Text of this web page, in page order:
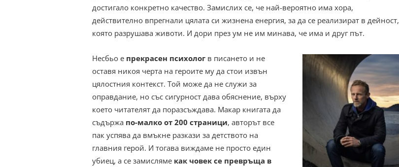
достигало конкретно качество. Замислих се, че най-вероятно има хора,
действително впрегнали цялата си жизнена енергия, за да се реализират в дейност,
която разрушава животи. И дори през ум не им минава, че има и друг път.
Несбьо е прекрасен психолог в писането и не
оставя никоя черта на героите му да стои извън
цялостния контекст. Той може да не служи за
оправдание, но със сигурност дава обяснение, върху
което читателят да поразсъждава. Макар книгата да
съдържа по-малко от 200 страници, авторът все
пак успява да вмъкне разкази за детството на
главния герой. И тогава виждаме не просто един
убиец, а се замисляме как човек се превръща в